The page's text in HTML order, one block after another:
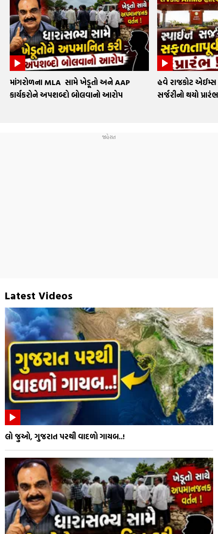
માંગરોળના MLA સામે ખેડૂતો અને AAP
કાર્યકરોને અપશબ્દો બોલવાનો આરોપ
હવે રાજકોટ એઈમ્સ
સર્જરીનો થયો
Latest Videos
લો જુઓ, ગુજરાત પરથી વાદળો ગાયબ..!